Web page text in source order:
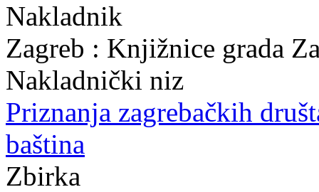
Nakladnik
Zagreb : Knjižnice grada
Nakladnički niz
Priznanja zagrebačkih
baština
Zbirka